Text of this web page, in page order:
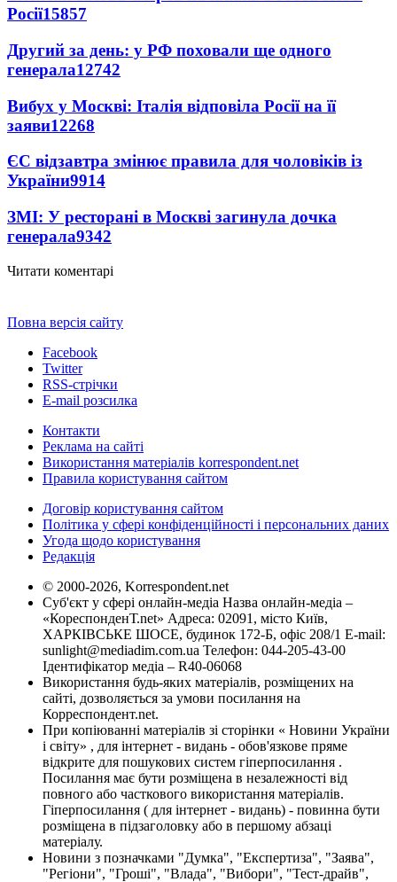
Росії15857
Другий за день: у РФ поховали ще одного
генерала12742
Вибух у Москві: Італія відповіла Росії на її
заяви12268
ЄС відзавтра змінює правила для чоловіків із
України9914
ЗМІ: У ресторані в Москві загинула дочка
генерала9342
Читати коментарі
Повна версія сайту
Facebook
Twitter
RSS-стрічки
E-mail розсилка
Контакти
Реклама на сайті
Використання матеріалів korrespondent.net
Правила користування сайтом
Договір користування сайтом
Політика у сфері конфіденційності і персональних даних
Угода щодо користування
Редакція
© 2000-2026, Korrespondent.net
Суб'єкт у сфері онлайн-медіа Назва онлайн-медіа –
«КореспонденТ.net» Адреса: 02091, місто Київ,
ХАРКІВСЬКЕ ШОСЕ, будинок 172-Б, офіс 208/1 E-mail:
sunlight@mediadim.com.ua Телефон: 044-205-43-00
Ідентифікатор медіа – R40-06068
Використання будь-яких матеріалів, розміщених на
сайті, дозволяється за умови посилання на
Корреспондент.net.
При копіюванні матеріалів зі сторінки « Новини України
і світу» , для інтернет - видань - обов'язкове пряме
відкрите для пошукових систем гіперпосилання .
Посилання має бути розміщена в незалежності від
повного або часткового використання матеріалів.
Гіперпосилання ( для інтернет - видань) - повинна бути
розміщена в підзаголовку або в першому абзаці
матеріалу.
Новини з позначками "Думка", "Експертиза", "Заява",
"Регіони", "Гроші", "Влада", "Вибори", "Тест-драйв",